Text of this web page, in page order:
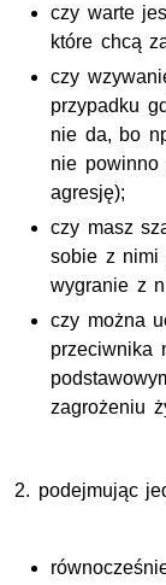
czy warte
które chcą
czy
przypadku
nie da, bo
nie powinno
agresję);
czy masz
sobie z nimi
wygranie z
czy można
przeciwnika
zagrożeniu
2. podejmując